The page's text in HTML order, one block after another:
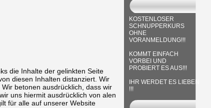
die Inhalte der gelinkten Seite
diesen Inhalten distanziert. Wir
betonen ausdrücklich, dass wir
uns hiermit ausdrücklich von alen
für alle auf unserer Website
KOSTENLOSER
SCHNUPPERKURS
OHNE
VORANMELDUNG!!!
KOMMT EINFACH
VORBEI UND
PROBIERT ES AUS!!!
IHR WERDET ES LIEBEN
!!!